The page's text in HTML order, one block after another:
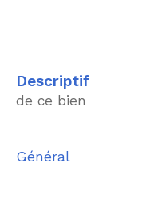
descriptif
de ce bien
Général